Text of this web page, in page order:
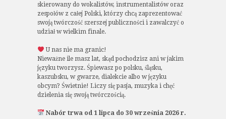
skierowany do wokalistów, instrumentalistów oraz
zespołów z całej Polski, którzy chcą zaprezentować
swoją twórczość szerszej publiczności i zawalczyć o
udział w wielkim finale.
U nas nie ma granic!
Nieważne ile masz lat, skąd pochodzisz ani w jakim
języku tworzysz. Śpiewasz po polsku, śląsku,
kaszubsku, w gwarze, dialekcie albo w języku
obcym? Świetnie! Liczy się pasja, muzyka i chęć
dzielenia się swoją twórczością.
Nabór trwa od 1 lipca do 30 września 2026 r.